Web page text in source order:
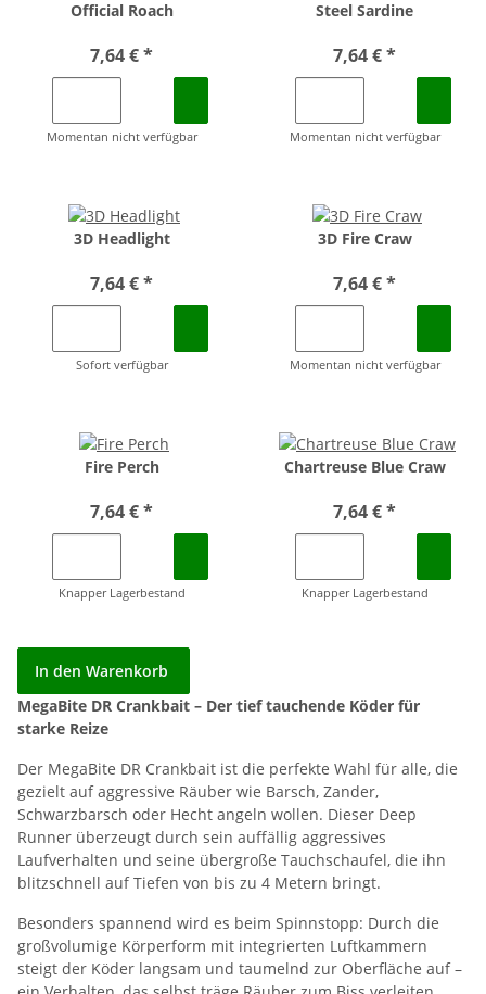
Official Roach
7,64 €*
Momentan nicht verfügbar
Steel Sardine
7,64 €*
Momentan nicht verfügbar
3D Headlight
7,64 €*
Sofort verfügbar
3D Fire Craw
7,64 €*
Momentan nicht verfügbar
Fire Perch
7,64 €*
Knapper Lagerbestand
Chartreuse Blue Craw
7,64 €*
Knapper Lagerbestand
In den Warenkorb
MegaBite DR Crankbait – Der tief tauchende Köder für
starke Reize
Der MegaBite DR Crankbait ist die perfekte Wahl für alle, die
gezielt auf aggressive Räuber wie Barsch, Zander,
Schwarzbarsch oder Hecht angeln wollen. Dieser Deep
Runner überzeugt durch sein auffällig aggressives
Laufverhalten und seine übergroße Tauchschaufel, die ihn
blitzschnell auf Tiefen von bis zu 4 Metern bringt.
Besonders spannend wird es beim Spinnstopp: Durch die
großvolumige Körperform mit integrierten Luftkammern
steigt der Köder langsam und taumelnd zur Oberfläche auf –